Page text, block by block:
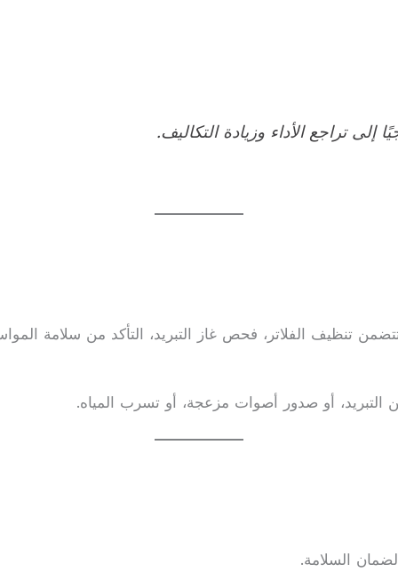
تراجع الأداء وزيادة التكاليف.
أو صدور أصوات مزعجة، أو تسرب المياه.
السلامة.